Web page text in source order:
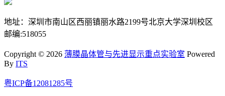
地址：深圳市南山区西丽镇丽水路2199号北京大学深圳校区
邮编:518055
Copyright © 2026 薄膜晶体管与先进显示重点实验室 Powered
By ITS
粤ICP备12081285号